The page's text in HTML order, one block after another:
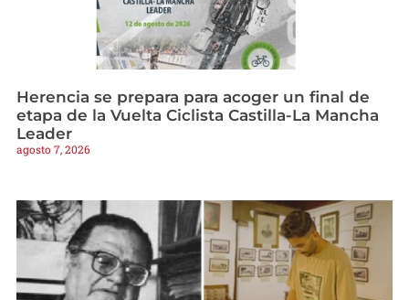
Herencia se prepara para acoger un final de
etapa de la Vuelta Ciclista Castilla-La Mancha
Leader
agosto 7, 2026